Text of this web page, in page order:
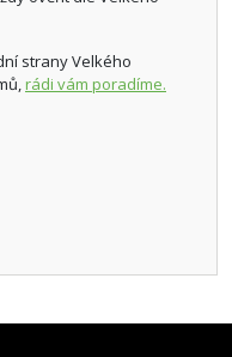
strany Velkého
rádi vám poradíme.